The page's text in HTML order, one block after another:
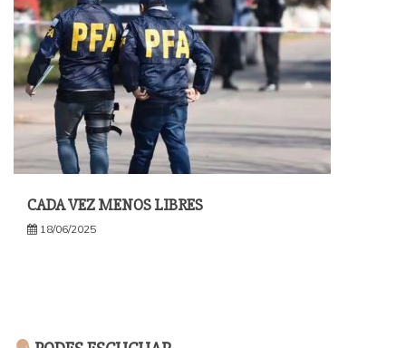
CADA VEZ MENOS LIBRES
18/06/2025